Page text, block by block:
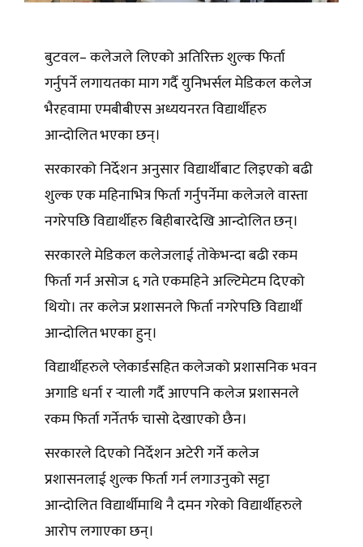
बुटवल– कलेजले लिएको अतिरिक्त शुल्क फिर्ता
गर्नुपर्ने लगायतका माग गर्दै युनिभर्सल मेडिकल कलेज
भैरहवामा एमबीबीएस अध्ययनरत विद्यार्थीहरु
आन्दोलित भएका छन्।
सरकारको निर्देशन अनुसार विद्यार्थीबाट लिइएको बढी
शुल्क एक महिनाभित्र फिर्ता गर्नुपर्नेमा कलेजले वास्ता
नगरेपछि विद्यार्थीहरु बिहीबारदेखि आन्दोलित छन्।
सरकारले मेडिकल कलेजलाई तोकेभन्दा बढी रकम
फिर्ता गर्न असोज ६ गते एकमहिने अल्टिमेटम दिएको
थियो। तर कलेज प्रशासनले फिर्ता नगरेपछि विद्यार्थी
आन्दोलित भएका हुन्।
विद्यार्थीहरुले प्लेकार्डसहित कलेजको प्रशासनिक भवन
अगाडि धर्ना र र्‍याली गर्दै आएपनि कलेज प्रशासनले
रकम फिर्ता गर्नेतर्फ चासो देखाएको छैन।
सरकारले दिएको निर्देशन अटेरी गर्ने कलेज
प्रशासनलाई शुल्क फिर्ता गर्न लगाउनुको सट्टा
आन्दोलित विद्यार्थीमाथि नै दमन गरेको विद्यार्थीहरुले
आरोप लगाएका छन्।